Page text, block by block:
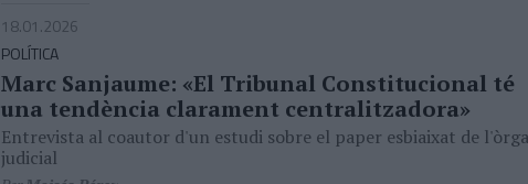
18.01.2026
POLÍTICA
Marc Sanjaume: «El Tribunal Constitucional té
una tendència clarament centralitzadora»
Entrevista al coautor d'un estudi sobre el paper esbiaixat de
judicial